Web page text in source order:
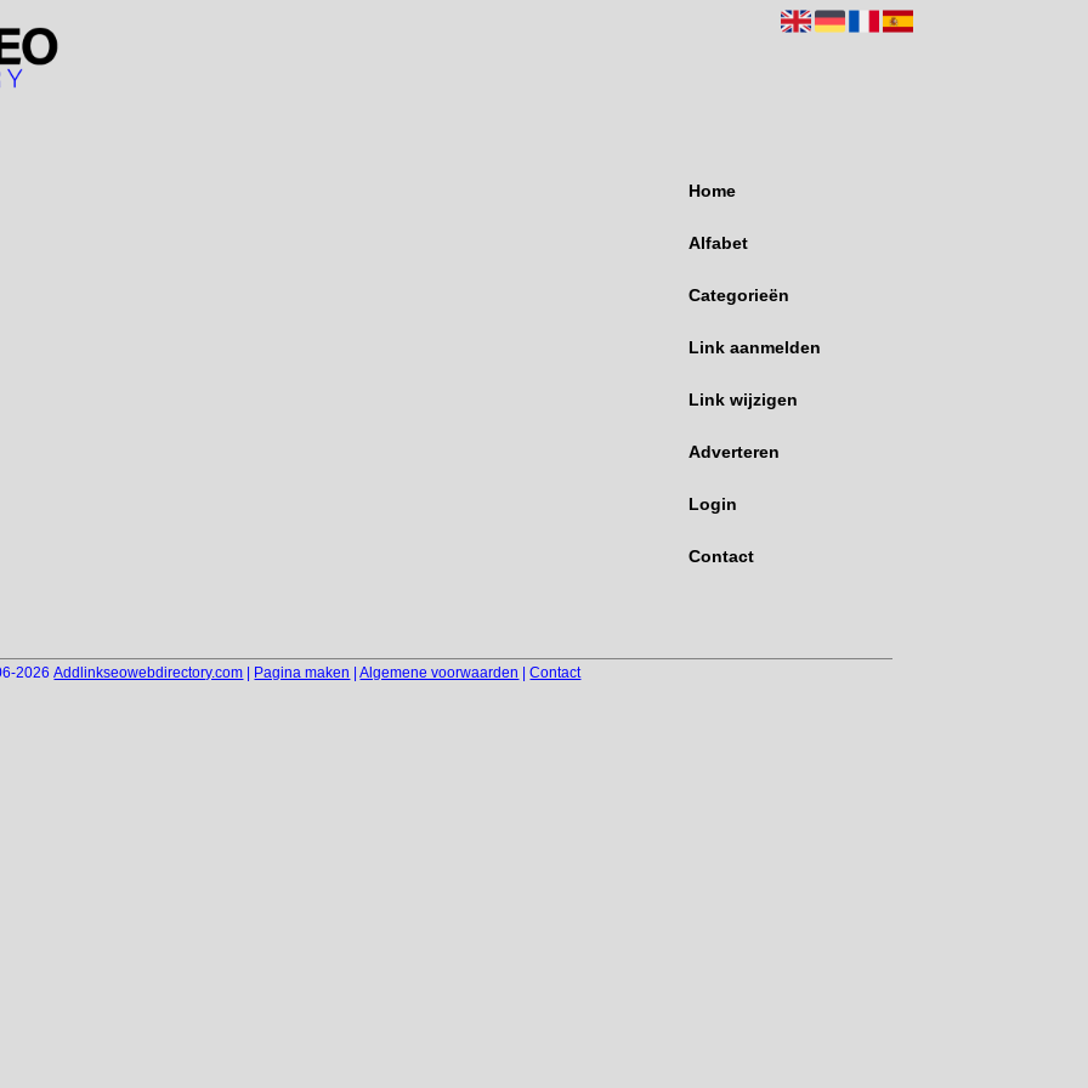
Home
Alfabet
Categorieën
Link aanmelden
Link wijzigen
Adverteren
Login
Contact
2026Addlinkseowebdirectory.com | Pagina maken |Algemene voorwaarden |Contact